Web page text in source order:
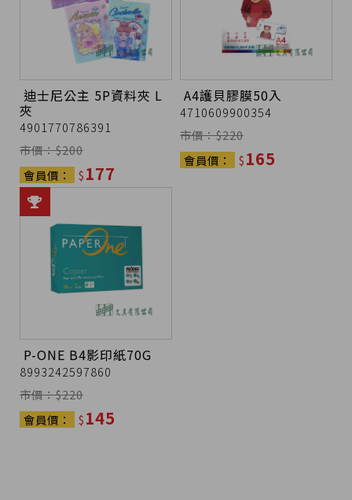
迪士尼公主 5P資料夾 L
夾
4901770786391
市價：$200
會員價： $177
A4護貝膠膜50入
4710609900354
市價：$220
會員價： $165
P-ONE B4影印紙70G
8993242597860
市價：$220
會員價： $145